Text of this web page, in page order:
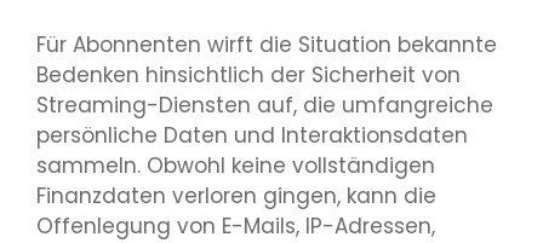
Für Abonnenten wirft die Situation bekannte
Bedenken hinsichtlich der Sicherheit von
Streaming-Diensten auf, die umfangreiche
persönliche Daten und Interaktionsdaten
sammeln. Obwohl keine vollständigen
Finanzdaten verloren gingen, kann die
Offenlegung von E-Mails, IP-Adressen,